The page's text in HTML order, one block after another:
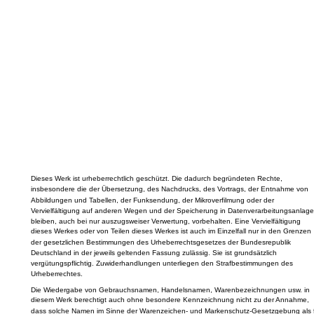
Dieses Werk ist urheberrechtlich geschützt. Die dadurch begründeten Rechte,
insbesondere die der Übersetzung, des Nachdrucks, des Vortrags, der Entnahme von
Abbildungen und Tabellen, der Funksendung, der Mikroverfilmung oder der
Vervielfältigung auf anderen Wegen und der Speicherung in
bleiben, auch bei nur auszugsweiser Verwertung, vorbehalten. Eine Vervielfältigung
dieses Werkes oder von Teilen dieses Werkes ist auch im Einzelfall nur in den Grenzen
der gesetzlichen Bestimmungen des Urheberrechtsgesetzes der Bundesrepublik
Deutschland in der jeweils geltenden Fassung zulässig. Sie ist grundsätzlich
vergütungspflichtig. Zuwiderhandlungen unterliegen den Strafbestimmungen des
Urheberrechtes.
Die Wiedergabe von Gebrauchsnamen, Handelsnamen, Warenbezeichnungen usw. in
diesem Werk berechtigt auch ohne besondere Kennzeichnung nicht zu der Annahme,
dass solche Namen im Sinne der Warenzeichen- und Markenschutz-Gesetzgebung als